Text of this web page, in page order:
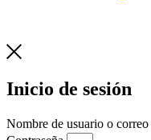
Inicio de sesión
Nombre de usuario o